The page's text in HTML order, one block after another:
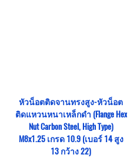
หัวน็อตติดจานทรงสูง-หัวน็อต
ติดแหวนหนาเหล็กดำ (Flange Hex
Nut Carbon Steel, High Type)
M8x1.25 เกรด 10.9 (เบอร์ 14 สูง
13 กว้าง 22)